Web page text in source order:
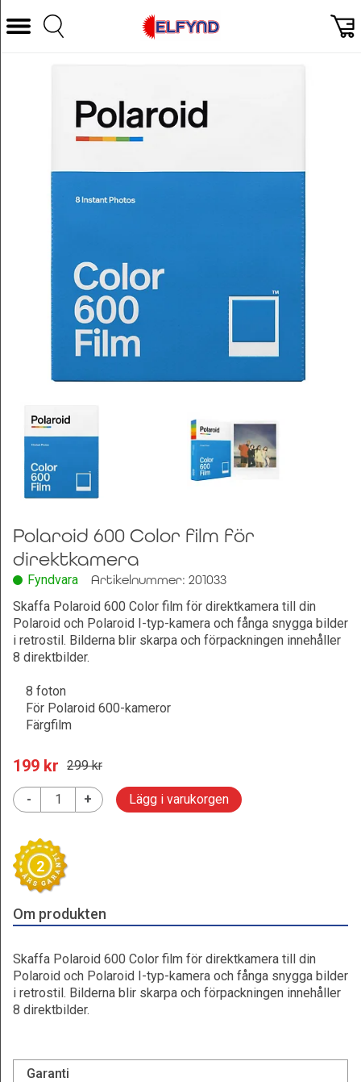
Välj Kategori
Vitvaror
Gaming
Ljud & HiFi
Mobil, Tele & GPS
Smart hem
Personvård
Wearables och träning
Leksaker och Hobby
Polaroid 600 Color film för
direktkamera
Fyndvara
Artikelnummer: 201033
Skaffa Polaroid 600 Color film för direktkamera till din
Polaroid och Polaroid I-typ-kamera och fånga snygga bilder
i retrostil. Bilderna blir skarpa och förpackningen innehåller
8 direktbilder.
8 foton
För Polaroid 600-kameror
Färgfilm
199 kr 299 kr
- + Lägg i varukorgen
2
Om produkten
Skaffa Polaroid 600 Color film för direktkamera till din
Polaroid och Polaroid I-typ-kamera och fånga snygga bilder
i retrostil. Bilderna blir skarpa och förpackningen innehåller
8 direktbilder.
Garanti